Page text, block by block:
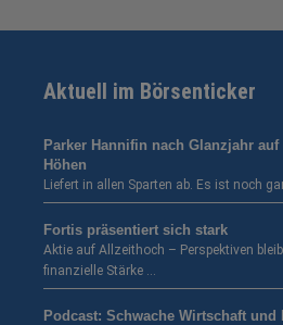
Aktuell im Börsenticker
Parker Hannifin nach Glanzjahr
Höhen
Liefert in allen Sparten ab. Es ist noch
Fortis präsentiert sich stark
Aktie auf Allzeithoch – Perspektiven
finanzielle Stärke …
Podcast: Schwache Wirtschaft